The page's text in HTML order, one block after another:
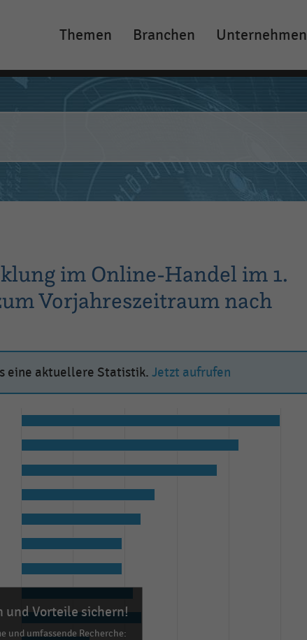
Main
navigation
Themen Branchen Unternehmen
im Online-Handel im 1.
Vorjahreszeitraum nach
eine aktuellere Statistik. Jetzt aufrufen
und Vorteile sichern!
und umfassende Recherche: